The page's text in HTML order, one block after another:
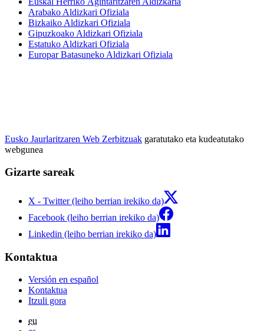
Arabako Aldizkari Ofiziala
Bizkaiko Aldizkari Ofiziala
Gipuzkoako Aldizkari Ofiziala
Estatuko Aldizkari Ofiziala
Europar Batasuneko Aldizkari Ofiziala
Eusko Jaurlaritzaren Web Zerbitzuak garatutako eta kudeatutako
webgunea
Gizarte sareak
X - Twitter (leiho berrian irekiko da)
Facebook (leiho berrian irekiko da)
Linkedin (leiho berrian irekiko da)
Kontaktua
Versión en español
Kontaktua
Itzuli gora
eu